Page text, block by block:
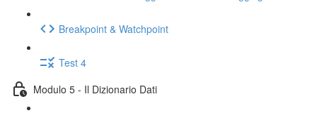
Breakpoint & Watchpoint
Test 4
Modulo 5 - Il Dizionario Dati